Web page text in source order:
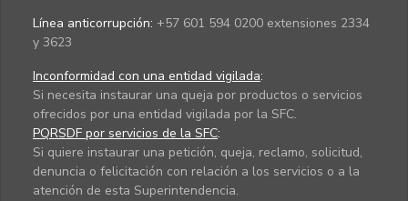
Línea anticorrupción: +57 601 594 0200 extensiones 2334
y 3623
Inconformidad con una entidad vigilada:
Si necesita instaurar una queja por productos o servicios
ofrecidos por una entidad vigilada por la SFC.
PQRSDF por servicios de la SFC:
Si quiere instaurar una petición, queja, reclamo, solicitud,
denuncia o felicitación con relación a los servicios o a la
atención de esta Superintendencia.